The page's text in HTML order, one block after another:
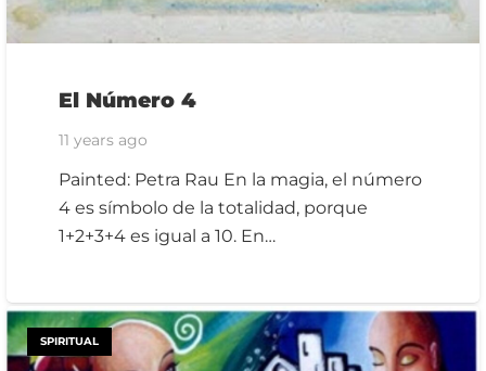
El Número 4
11 years ago
Painted: Petra Rau En la magia, el número
4 es símbolo de la totalidad, porque
1+2+3+4 es igual a 10. En…
SPIRITUAL